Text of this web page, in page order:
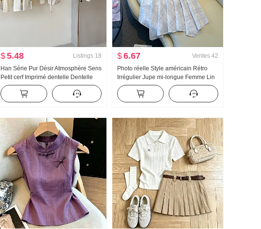
$5.48 Listings 18
Han Série Pur Désir Atmosphère Sens
Petit cerf Imprimé dentelle Dentelle
Oblique Épaule T-shirt Épaules
dénudées Top
$6.67 Ventes 42
Photo réelle Style américain Rétro
Irrégulier Jupe mi-longue Femme Lin
Robe mi-longue À carreaux Jupe
trapèze Irrégulier Queue de poisson
Pendule Jupe